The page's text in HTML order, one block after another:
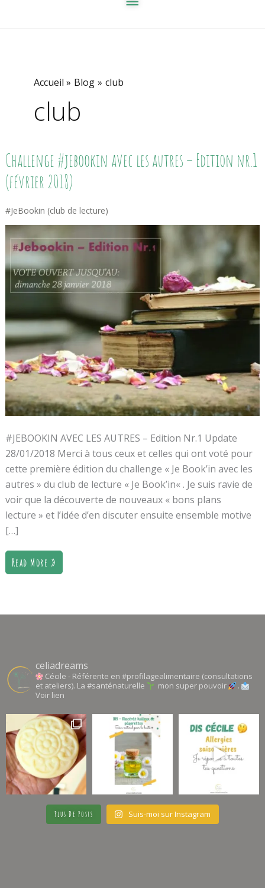
Accueil Blog club
club
Challenge #jebookin avec les autres – Edition nr.1
(février 2018)
#JeBookin (club de lecture)
#JEBOOKIN AVEC LES AUTRES – Edition Nr.1 Update
28/01/2018 Merci à tous ceux et celles qui ont voté pour
cette première édition du challenge « Je Book’in avec les
autres » du club de lecture « Je Book’in« . Je suis ravie de
voir que la découverte de nouveaux « bons plans
lecture » et l’idée d’en discuter ensuite ensemble motive
[…]
Challenge
#jebookin
Avec
Les
–
Edition
Nr.1
(février
2018)
Read More »
celiadreams
Cécile - Référente en #profilagealimentaire (consultations
et ateliers). La #santénaturelle
mon super pouvoir
.
Voir lien
Plus De Posts Suis-moi sur Instagram